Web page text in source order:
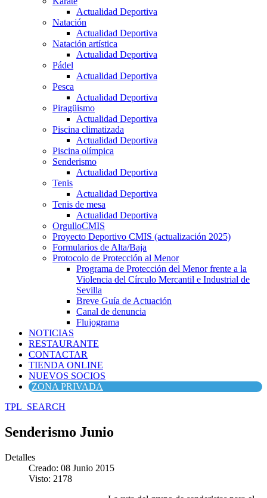
Actualidad Deportiva
Natación
Actualidad Deportiva
Natación artística
Actualidad Deportiva
Pádel
Actualidad Deportiva
Pesca
Actualidad Deportiva
Piragüismo
Actualidad Deportiva
Piscina climatizada
Actualidad Deportiva
Piscina olímpica
Senderismo
Actualidad Deportiva
Tenis
Actualidad Deportiva
Tenis de mesa
Actualidad Deportiva
OrgulloCMIS
Proyecto Deportivo CMIS (actualización 2025)
Formularios de Alta/Baja
Protocolo de Protección al Menor
Programa de Protección del Menor frente a la
Violencia del Círculo Mercantil e Industrial de
Sevilla
Breve Guía de Actuación
Canal de denuncia
Flujograma
NOTICIAS
RESTAURANTE
CONTACTAR
TIENDA ONLINE
NUEVOS SOCIOS
ZONA PRIVADA
TPL_SEARCH
Senderismo Junio
Detalles
Creado: 08 Junio 2015
Visto: 2178